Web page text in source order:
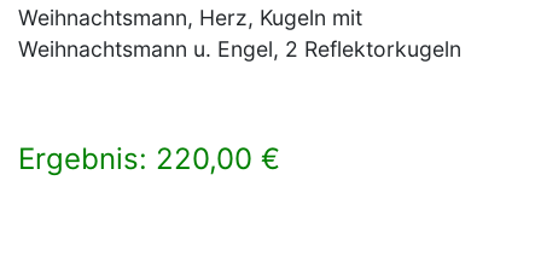
Weihnachtsmann, Herz, Kugeln mit
Weihnachtsmann u. Engel, 2 Reflektorkugeln
Ergebnis: 220,00 €